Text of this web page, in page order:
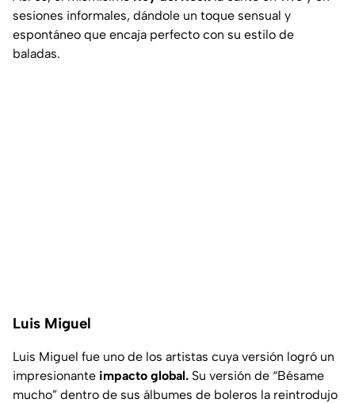
sesiones informales, dándole un toque sensual y
espontáneo que encaja perfecto con su estilo de
baladas.
Luis Miguel
Luis Miguel fue uno de los artistas cuya versión logró un
impresionante impacto global. Su versión de “Bésame
mucho” dentro de sus álbumes de boleros la reintrodujo